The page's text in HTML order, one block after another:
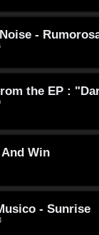
-
the EP :
Win
- Sunrise